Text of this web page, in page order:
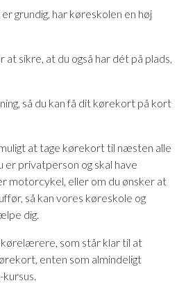
grundig, har køreskolen en høj
sikre, at du også har dét på plads,
så du kan få dit kørekort på kort
at tage kørekort til næsten alle
er privatperson og skal have
motorcykel, eller om du ønsker at
så kan vores køreskole og
dig.
kørelærere, som står klar til at
enten som almindeligt